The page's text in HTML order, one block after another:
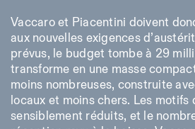
Vaccaro et Piacentini doivent
aux nouvelles exigences
prévus, le budget tombe à 29
transforme en une masse
moins nombreuses, construite
locaux et moins chers. Les motifs
sensiblement réduits, et le